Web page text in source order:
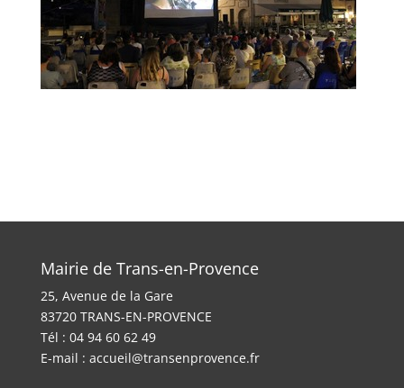
Mairie de Trans-en-Provence
25, Avenue de la Gare
83720 TRANS-EN-PROVENCE
Tél : 04 94 60 62 49
E-mail : accueil@transenprovence.fr